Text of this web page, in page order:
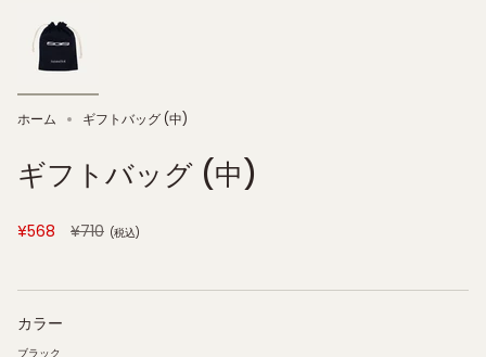
ホーム ギフトバッグ (中)
ギフトバッグ (中)
¥568
価
¥710 (税込)
カラー
ブラック